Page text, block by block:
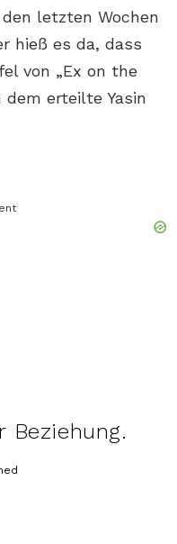
letzten Wochen
hieß es da, dass
von „Ex on the
dem erteilte Yasin
Beziehung.